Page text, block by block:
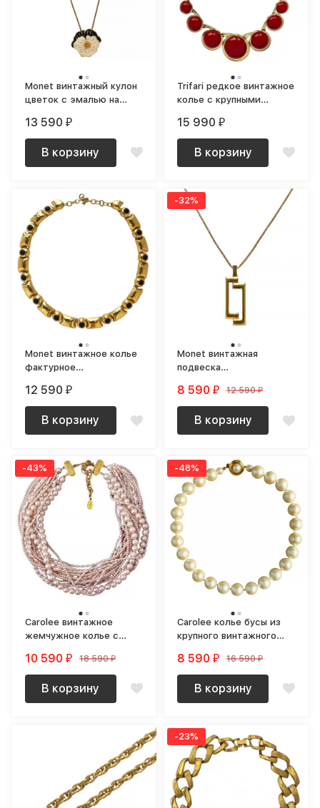
Monet винтажный кулон
цветок с эмалью на
13 590 ₽
В корзину
Trifari редкое винтажное
колье с крупными
15 990 ₽
В корзину
Monet винтажное колье
фактурное
кабошонами
12 590 ₽
В корзину
-32%
Monet винтажная
подвеска
на цепочке
8 590 ₽ 12 590 ₽
В корзину
-43%
Carolee винтажное
жемчужное колье с
новое (NOS)
10 590 ₽ 18 590 ₽
В корзину
-48%
Carolee колье бусы из
крупного винтажного
8 590 ₽ 16 590 ₽
В корзину
-23%